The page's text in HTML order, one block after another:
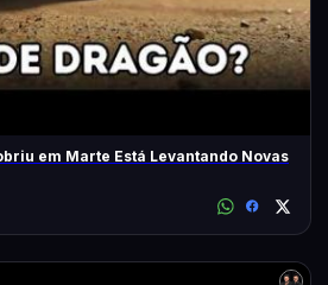
em Marte Está Levantando Novas